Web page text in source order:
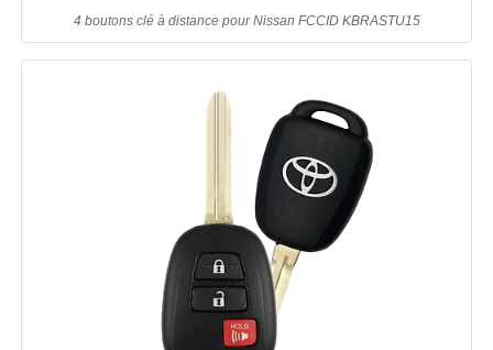
4 boutons clé à distance pour Nissan FCCID KBRASTU15